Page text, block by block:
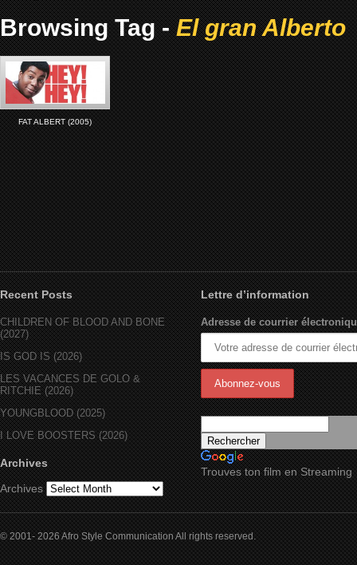
Browsing Tag -El gran Alberto
FAT ALBERT (2005)
Recent Posts
CHILDREN OF BLOOD AND BONE
(2027)
IS GOD IS (2026)
LES VACANCES DE GOLO &
RITCHIE (2026)
YOUNGBLOOD (2025)
I LOVE BOOSTERS (2026)
Archives
Archives
Lettre d’information
Adresse de courrier
Trouves ton film en Streaming
© 2001- 2026 Afro Style Communication All rights reserved.